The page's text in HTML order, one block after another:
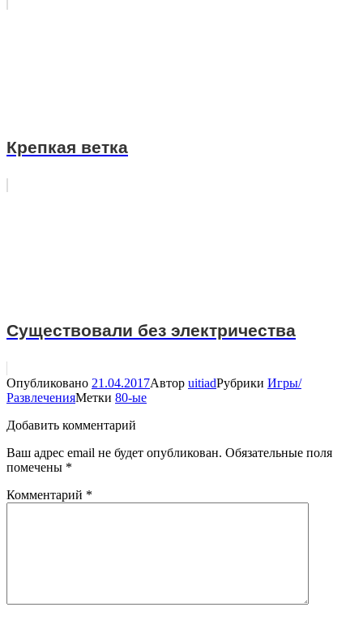
Крепкая ветка
Существовали без электричества
Опубликовано 21.04.2017Автор uitiadРубрики Игры/
РазвлеченияМетки 80-ые
Добавить комментарий
Ваш адрес email не будет опубликован. Обязательные поля
помечены *
Комментарий *